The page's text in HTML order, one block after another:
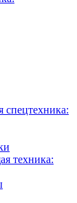
спецтехника:
техника: